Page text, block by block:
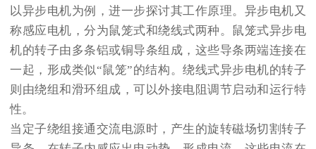
以异步电机为例，进一步探讨其工作原理。异步电机又
称感应电机，分为鼠笼式和绕线式两种。鼠笼式异步电
机的转子由多条铝或铜导条组成，这些导条两端连接在
一起，形成类似“鼠笼”的结构。绕线式异步电机的转子
则由绕组和滑环组成，可以外接电阻调节启动和运行特
性。
当定子绕组接通交流电源时，产生的旋转磁场切割转子